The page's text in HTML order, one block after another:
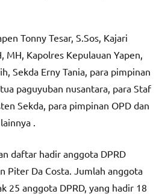
Tonny Tesar, S.Sos, Kajari
MH, Kapolres Kepulauan Yapen,
Sekda Erny Tania, para pimpinan
paguyuban nusantara, para Staf
Sekda, para pimpinan OPD dan
.
daftar hadir anggota DPRD
Piter Da Costa. Jumlah anggota
25 anggota DPRD, yang hadir 18